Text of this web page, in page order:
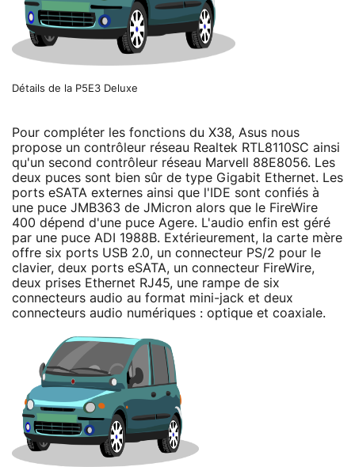
Détails de la P5E3 Deluxe
Pour compléter les fonctions du X38, Asus nous
propose un contrôleur réseau Realtek RTL8110SC ainsi
qu'un second contrôleur réseau Marvell 88E8056. Les
deux puces sont bien sûr de type Gigabit Ethernet. Les
ports eSATA externes ainsi que l'IDE sont confiés à
une puce JMB363 de JMicron alors que le FireWire
400 dépend d'une puce Agere. L'audio enfin est géré
par une puce ADI 1988B. Extérieurement, la carte mère
offre six ports USB 2.0, un connecteur PS/2 pour le
clavier, deux ports eSATA, un connecteur FireWire,
deux prises Ethernet RJ45, une rampe de six
connecteurs audio au format mini-jack et deux
connecteurs audio numériques : optique et coaxiale.